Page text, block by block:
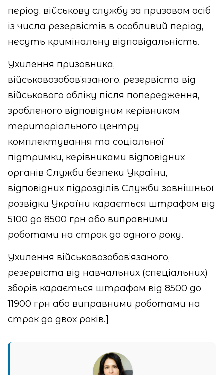
період, військову службу за призовом осіб
із числа резервістів в особливий період,
несуть кримінальну відповідальність.
Ухилення призовника,
військовозобов’язаного, резервіста від
військового обліку після попередження,
зробленого відповідним керівником
територіального центру
комплектування та соціальної
підтримки, керівниками відповідних
органів Служби безпеки України,
відповідних підрозділів Служби зовнішньої
розвідки України карається штрафом від
5100 до 8500 грн або виправними
роботами на строк до одного року.
Ухилення військовозобов’язаного,
резервіста від навчальних (спеціальних)
зборів карається штрафом від 8500 до
11900 грн або виправними роботами на
строк до двох років.]